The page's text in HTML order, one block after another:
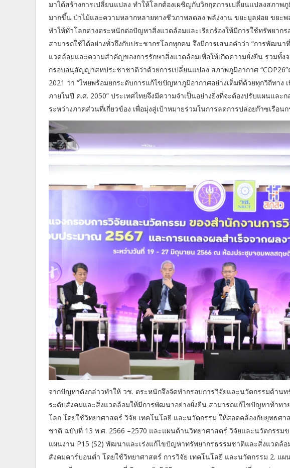
มาได้สร้างการเปลี่ยนแปลง ทำให้โลกต้องเผชิญกับวิกฤตการเปลี่ยนแปลงสภา
มากขึ้น ป่าไม้และความหลากหลายทางชีวภาพลดลง พลังงาน ขยะมูลฝอย ขยะ
ทำให้ทั่วโลกต่างตระหนักต่อปัญหาสิ่งแวดล้อมและเรียกร้องให้มีการใช้ทรัพยาก
สามารถใช้ได้อย่างทั่วถึงกับประชากรโลกทุกคน จึงมีการเสนอคำว่า “การพัฒน
แวดล้อมและความสำคัญของการรักษาสิ่งแวดล้อมเพื่อให้เกิดความยั่งยืน รวมทั้ง
กรอบอนุสัญญาสหประชาชาติว่าด้วยการเปลี่ยนแปลง สภาพภูมิอากาศ
2021 ว่า “ไทยพร้อมยกระดับการแก้ไขปัญหาภูมิอากาศอย่างเต็มที่ด้วยทุกวิถีทาง
ภายในปี ค.ศ. 2050” ประเทศไทยจึงมีความจำเป็นอย่างยิ่งที่จะต้องปรับแผนและ
ระหว่างภาคส่วนที่เกี่ยวข้อง เพื่อมุ่งสู่เป้าหมายร่วมในการลดการปล่อยก๊าซเรือน
จากปัญหาดังกล่าวทำให้ วช. ตระหนักจึงจัดทำกรอบการวิจัยและนวัตกรรมด้าน
ระดับสังคมและสิ่งแวดล้อมให้มีการพัฒนาอย่างยั่งยืน สามารถแก้ไขปัญหาท้าท
โลก โดยใช้วิทยาศาสตร์ วิจัย เทคโนโลยี และนวัตกรรม ให้สอดคล้องกับยุทธศ
ชาติ ฉบับที่ 13 พ.ศ. 2566 –2570 และแผนด้านวิทยาศาสตร์ วิจัยและนวัตกรรมข
แผนงาน P15 (S2) พัฒนาและเร่งแก้ไขปัญหาทรัพยากรธรรมชาติและสิ่งแวดล้อ
สังคมคาร์บอนต่ำ โดยใช้วิทยาศาสตร์ การวิจัย เทคโนโลยี และนวัตกรรม 2. แ